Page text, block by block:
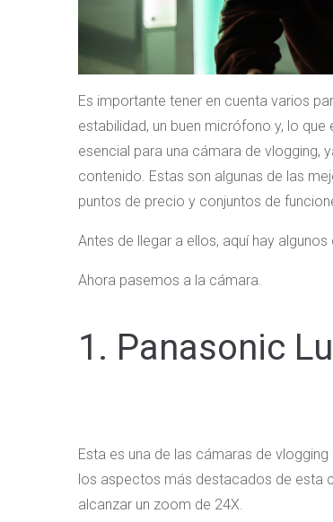
Es importante tener en cuenta varios
estabilidad, un buen micrófono y, lo
esencial para una cámara de vlogging,
contenido. Estas son algunas de las
puntos de precio y conjuntos de
Antes de llegar a ellos, aquí hay
Ahora pasemos a la cámara.
1. Panasonic
Esta es una de las cámaras de
los aspectos más destacados de esta
alcanzar un zoom de 24X.